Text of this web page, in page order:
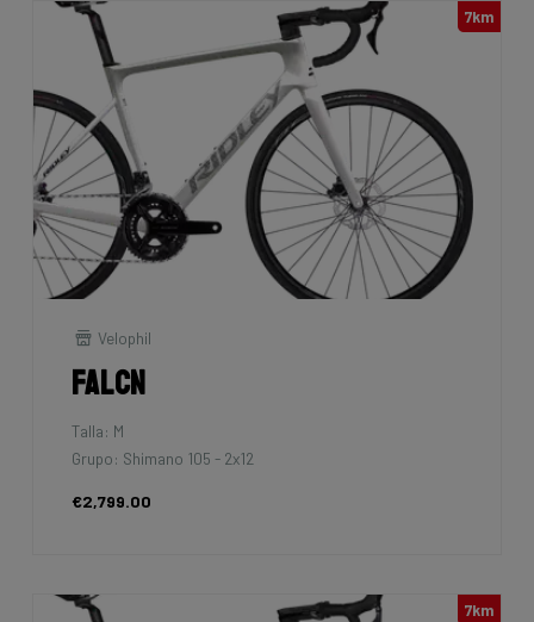
7km
Velophil
Falcn
Talla: M
Grupo: Shimano 105 - 2x12
€2,799.00
7km